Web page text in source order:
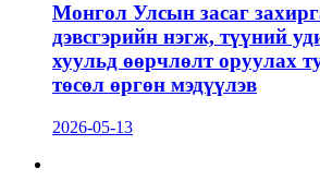
Монгол Улсын засаг
дэвсгэрийн нэгж, түүний
хуульд өөрчлөлт оруулах
төсөл өргөн мэдүүлэв
2026-05-13